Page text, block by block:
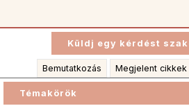
Bemutatkozás Megjelent cikkek
Témakörök